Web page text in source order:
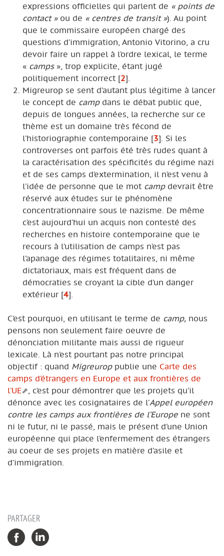
expressions officielles qui parlent de « points de
contact » ou de « centres de transit »). Au point
que le commissaire européen chargé des
questions d’immigration, Antonio Vitorino, a cru
devoir faire un rappel à l’ordre lexical, le terme
« camps», trop explicite, étant jugé
politiquement incorrect [2]
Migreurop se sent d’autant plus légitime à lancer
le concept de camp dans le débat public que,
depuis de longues années, la recherche sur ce
thème est un domaine très fécond de
l’historiographie contemporaine [3] . Si les
controverses ont parfois été très rudes quant à
la caractérisation des spécificités du régime nazi
et de ses camps d’extermination, il n’est venu à
l’idée de personne que le mot camp devrait être
réservé aux études sur le phénomène
concentrationnaire sous le nazisme. De même
c’est aujourd’hui un acquis non contesté des
recherches en histoire contemporaine que le
recours à l’utilisation de camps n’est pas
l’apanage des régimes totalitaires, ni même
dictatoriaux, mais est fréquent dans de
démocraties se croyant la cible d’un danger
extérieur [4]
C’est pourquoi, en utilisant le terme de camp, nous
pensons non seulement faire oeuvre de
dénonciation militante mais aussi de rigueur
lexicale. Là n’est pourtant pas notre principal
objectif : quand Migreurop publie une Carte des
camps d’étrangers en Europe et aux frontières de
l’UE
, c’est pour démontrer que les projets qu’il
dénonce avec les cosignataires de l’Appel européen
contre les camps aux frontières de l’Europe ne sont
ni le futur, ni le passé, mais le présent d’une Union
européenne qui place l’enfermement des étrangers
au coeur de ses projets en matière d’asile et
d’immigration.
PARTAGER